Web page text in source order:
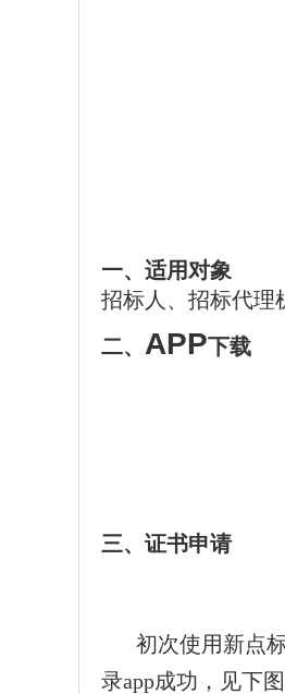
一、 适用对象
招标人、招标代理
二、 APP下载
三、 证书申请
初次使用新点
录app成功，见下图